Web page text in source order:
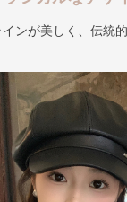
ンが美しく、伝統